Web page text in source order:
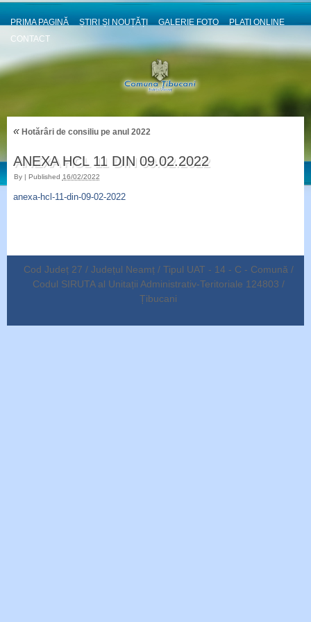
PRIMA PAGINĂ ȘTIRI ȘI NOUȚĂȚI GALERIE FOTO
PLATI ONLINE
CONTACT
«Hotărâri de consiliu pe anul 2022
ANEXA HCL 11 DIN 09.02.2022
By | Published 16/02/2022
anexa-hcl-11-din-09-02-2022
Cod Județ 27 / Județul Neamț / Tipul UAT - 14 - C - Comună /
Codul SIRUTA al Unitații Administrativ-Teritoriale 124803 /
Țibucani